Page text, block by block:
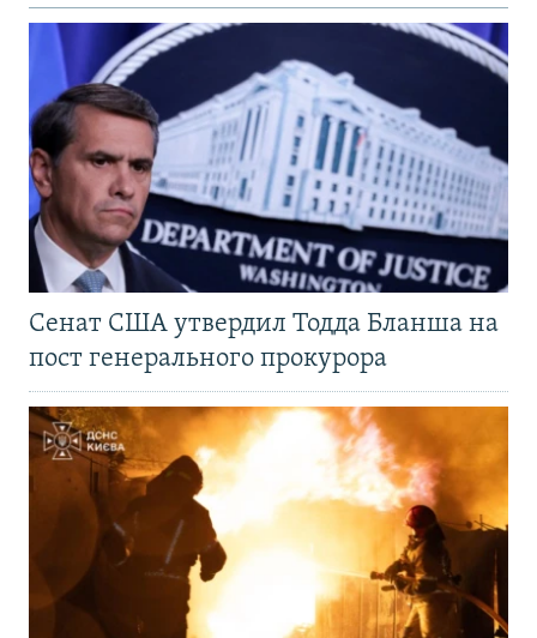
Сенат США утвердил Тодда Бланша на
пост генерального прокурора